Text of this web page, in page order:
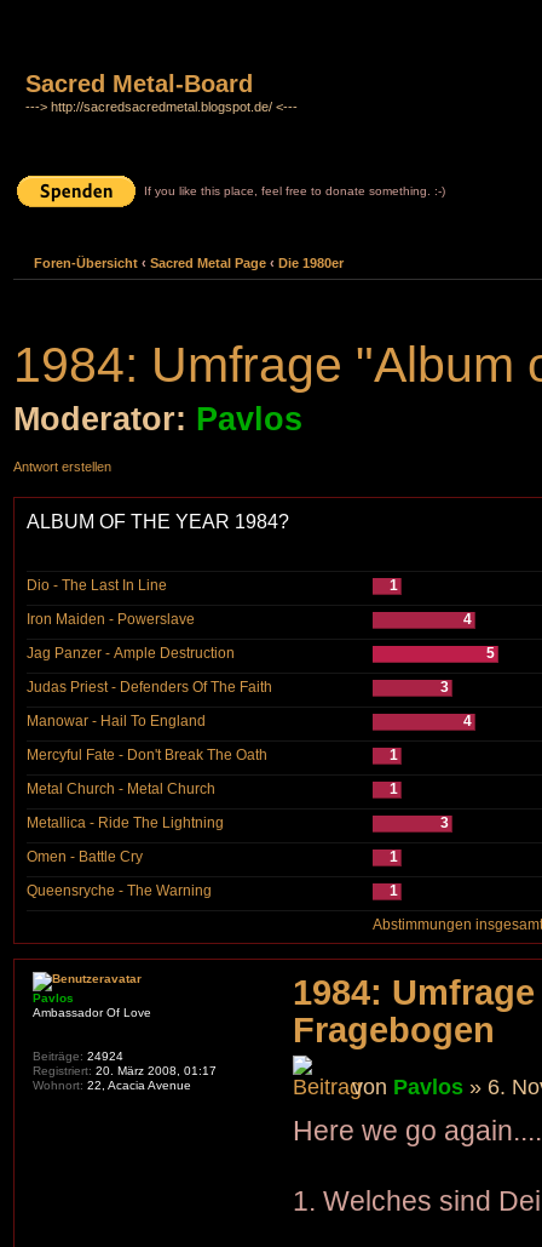
Sacred Metal-Board
---> http://sacredsacredmetal.blogspot.de/ <---
If you like this place, feel free to donate something. :-)
Foren-Übersicht ‹ Sacred Metal Page ‹ Die 1980er
1984: Umfrage "Album
Moderator: Pavlos
Antwort erstellen
ALBUM OF THE YEAR 1984?
Dio - The Last In Line
1
Iron Maiden - Powerslave
4
Jag Panzer - Ample Destruction
5
Judas Priest - Defenders Of The Faith
3
Manowar - Hail To England
4
Mercyful Fate - Don't Break The Oath
1
Metal Church - Metal Church
1
Metallica - Ride The Lightning
3
Omen - Battle Cry
1
Queensryche - The Warning
1
Abstimmungen
1984:
Fragebogen
von Pavlos » 6.
Here we go
1. Welches sind
Pavlos
Ambassador Of Love
Beiträge: 24924
Registriert: 20. März 2008, 01:17
Wohnort: 22, Acacia Avenue